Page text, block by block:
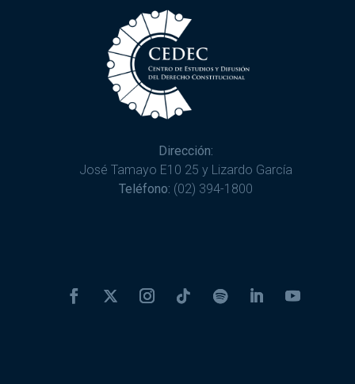
Dirección:
José Tamayo E10 25 y Lizardo García
Teléfono: (02) 394-1800